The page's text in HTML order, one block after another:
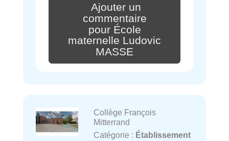
Ajouter un
commentaire
pour École
maternelle Ludovic
MASSE
Collège François
Mitterrand
Catégorie : Établissement